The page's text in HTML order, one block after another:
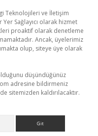
Teknolojileri ve İletişim
Sağlayıcı olarak hizmet
proaktif olarak denetleme
Ancak, üyelerimiz
olup, siteye üye olarak
düşündüğünüz
adresine bildirmeniz
sitemizden kaldırılacaktır.